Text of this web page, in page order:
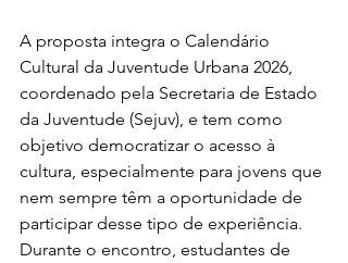
A proposta integra o Calendário
Cultural da Juventude Urbana 2026,
coordenado pela Secretaria de Estado
da Juventude (Sejuv), e tem como
objetivo democratizar o acesso à
cultura, especialmente para jovens que
nem sempre têm a oportunidade de
participar desse tipo de experiência.
Durante o encontro, estudantes de